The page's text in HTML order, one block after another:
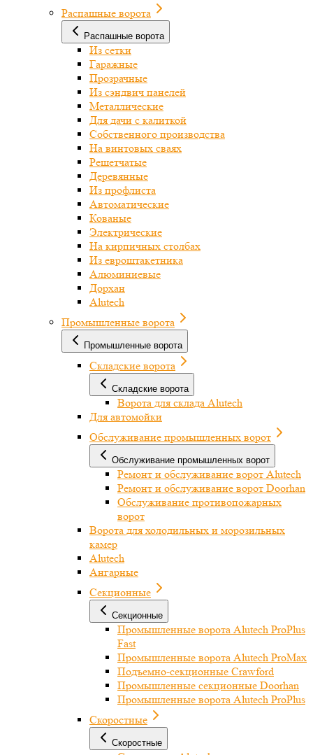
Распашные ворота
Распашные ворота
Из сетки
Гаражные
Прозрачные
Из сэндвич панелей
Металлические
Для дачи с калиткой
Собственного производства
На винтовых сваях
Решетчатые
Деревянные
Из профлиста
Автоматические
Кованые
Электрические
На кирпичных столбах
Из евроштакетника
Алюминиевые
Дорхан
Alutech
Промышленные ворота
Промышленные ворота
Складские ворота
Складские ворота
Ворота для склада Alutech
Для автомойки
Обслуживание промышленных ворот
Обслуживание промышленных ворот
Ремонт и обслуживание ворот Alutech
Ремонт и обслуживание ворот Doorhan
Обслуживание противопожарных
ворот
Ворота для холодильных и морозильных
камер
Alutech
Ангарные
Секционные
Секционные
Промышленные ворота Alutech ProPlus
Fast
Промышленные ворота Alutech ProMax
Подъемно-секционные Crawford
Промышленные секционные Doorhan
Промышленные ворота Alutech ProPlus
Скоростные
Скоростные